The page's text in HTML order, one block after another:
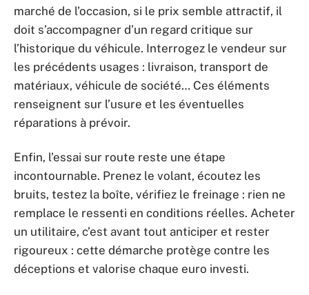
marché de l’occasion, si le prix semble attractif, il
doit s’accompagner d’un regard critique sur
l’historique du véhicule. Interrogez le vendeur sur
les précédents usages : livraison, transport de
matériaux, véhicule de société… Ces éléments
renseignent sur l’usure et les éventuelles
réparations à prévoir.
Enfin, l’essai sur route reste une étape
incontournable. Prenez le volant, écoutez les
bruits, testez la boîte, vérifiez le freinage : rien ne
remplace le ressenti en conditions réelles. Acheter
un utilitaire, c’est avant tout anticiper et rester
rigoureux : cette démarche protège contre les
déceptions et valorise chaque euro investi.